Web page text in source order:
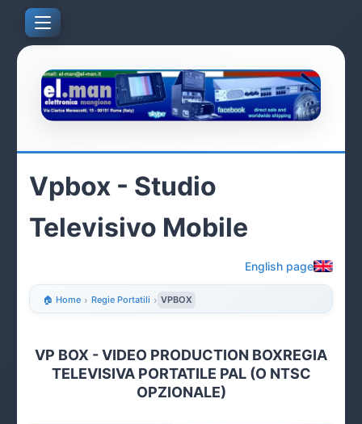
Vpbox - Studio
Televisivo Mobile
English page
🏠 Home › Regie Portatili › VPBOX
VP BOX - VIDEO PRODUCTION BOXREGIA
TELEVISIVA PORTATILE PAL (O NTSC
OPZIONALE)